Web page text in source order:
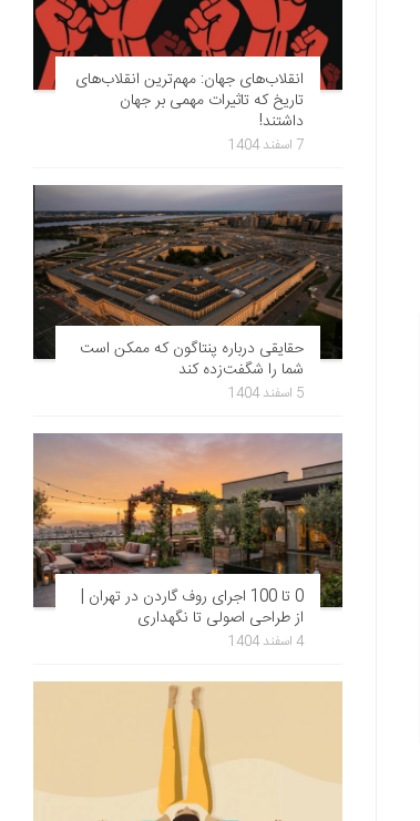
انقلاب‌های جهان: مهم‌ترین انقلاب‌های
تاریخ که تاثیرات مهمی بر جهان
داشتند!
7 اسفند 1404
حقایقی درباره پنتاگون که ممکن است
شما را شگفت‌زده کند
5 اسفند 1404
0 تا 100 اجرای روف گاردن در تهران |
از طراحی اصولی تا نگهداری
4 اسفند 1404